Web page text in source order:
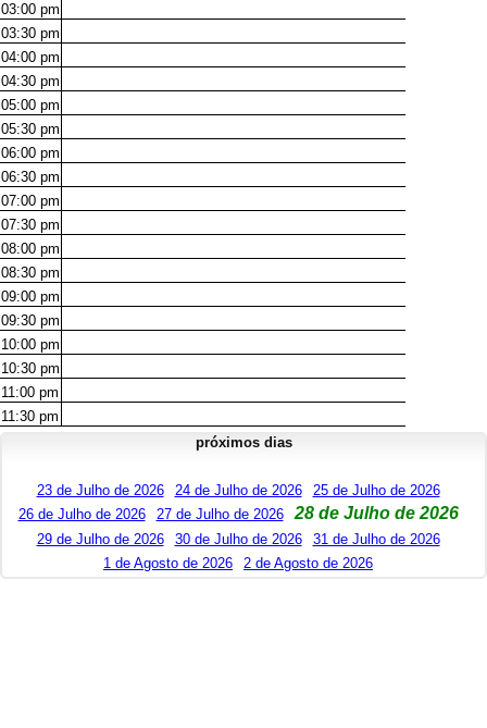
03:00 pm
03:30 pm
04:00 pm
04:30 pm
05:00 pm
05:30 pm
06:00 pm
06:30 pm
07:00 pm
07:30 pm
08:00 pm
08:30 pm
09:00 pm
09:30 pm
10:00 pm
10:30 pm
11:00 pm
11:30 pm
próximos dias
23 de Julho de 2026 24 de Julho de 2026
25 de Julho de 2026
26 de Julho de 2026
27 de Julho de 2026 28 de Julho de 2026
29 de Julho de 2026 30 de Julho de 2026
31 de Julho de 2026
1 de Agosto de 2026
2 de Agosto de 2026